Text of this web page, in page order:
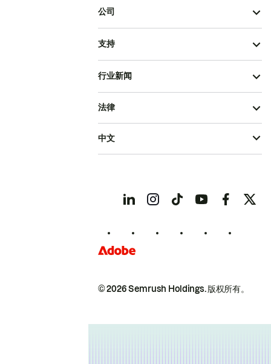
公司
支持
行业新闻
© 2026 Semrush Holdings.版权所有。
法律
中文